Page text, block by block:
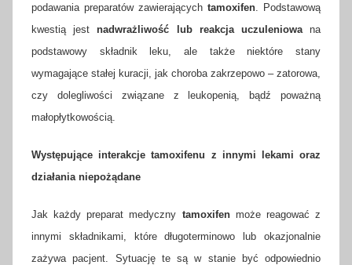
podawania preparatów zawierających tamoxifen . Podstawową
kwestią jestnadwrażliwość lub reakcja uczuleniowana
podstawowy składnik leku, ale także niektóre stany
wymagające stałej kuracji, jak choroba zakrzepowo – zatorowa,
czy dolegliwości związane z leukopenią, bądź poważną
małopłytkowością.
Występujące interakcje tamoxifenu z innymi lekami oraz
działania niepożądane
Jak każdy preparat medyczny tamoxifenmoże reagować z
innymi składnikami, które długoterminowo lub okazjonalnie
zażywa pacjent. Sytuację te są w stanie być odpowiednio